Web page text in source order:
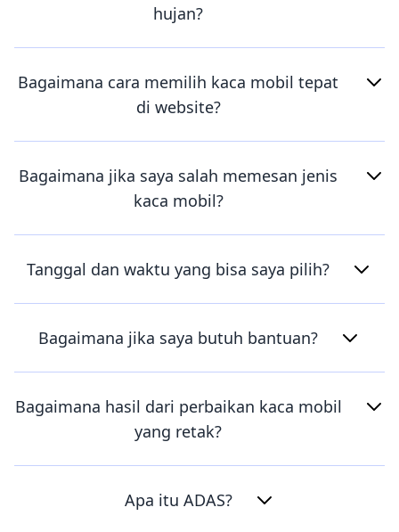
hujan?
Bagaimana cara memilih kaca mobil tepat
di website?
Bagaimana jika saya salah memesan jenis
kaca mobil?
Tanggal dan waktu yang bisa saya pilih?
Bagaimana jika saya butuh bantuan?
Bagaimana hasil dari perbaikan kaca mobil
yang retak?
Apa itu ADAS?